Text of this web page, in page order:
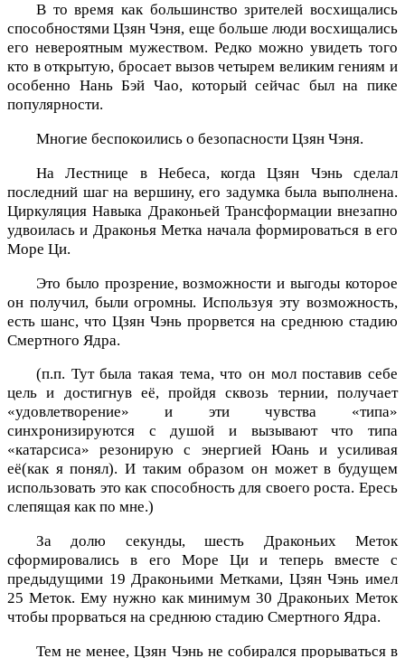
В то время как большинство зрителей восхищались
способностями Цзян Чэня, еще больше люди восхищались
его невероятным мужеством. Редко можно увидеть того
кто в открытую, бросает вызов четырем великим гениям и
особенно Нань Бэй Чао, который сейчас был на пике
популярности.
Многие беспокоились о безопасности Цзян Чэня.
На Лестнице в Небеса, когда Цзян Чэнь сделал
последний шаг на вершину, его задумка была выполнена.
Циркуляция Навыка Драконьей Трансформации внезапно
удвоилась и Драконья Метка начала формироваться в его
Море Ци.
Это было прозрение, возможности и выгоды которое
он получил, были огромны. Используя эту возможность,
есть шанс, что Цзян Чэнь прорвется на среднюю стадию
Смертного Ядра.
(п.п. Тут была такая тема, что он мол поставив себе
цель и достигнув её, пройдя сквозь тернии, получает
«удовлетворение» и эти чувства «типа»
синхронизируются с душой и вызывают что типа
«катарсиса» резонирую с энергией Юань и усиливая
её(как я понял). И таким образом он может в будущем
использовать это как способность для своего роста. Ересь
слепящая как по мне.)
За долю секунды, шесть Драконьих Меток
сформировались в его Море Ци и теперь вместе с
предыдущими 19 Драконьими Метками, Цзян Чэнь имел
25 Меток. Ему нужно как минимум 30 Драконьих Меток
чтобы прорваться на среднюю стадию Смертного Ядра.
Тем не менее, Цзян Чэнь не собирался прорываться в